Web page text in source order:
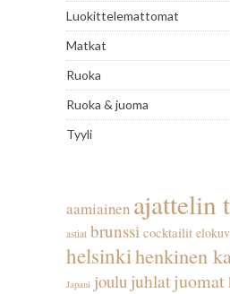
Luokittelemattomat
Matkat
Ruoka
Ruoka & juoma
Tyyli
aamiainen ajattelin
astiat brunssi cocktailit
helsinkihenkinen
Japani joulu juhlatjuomat